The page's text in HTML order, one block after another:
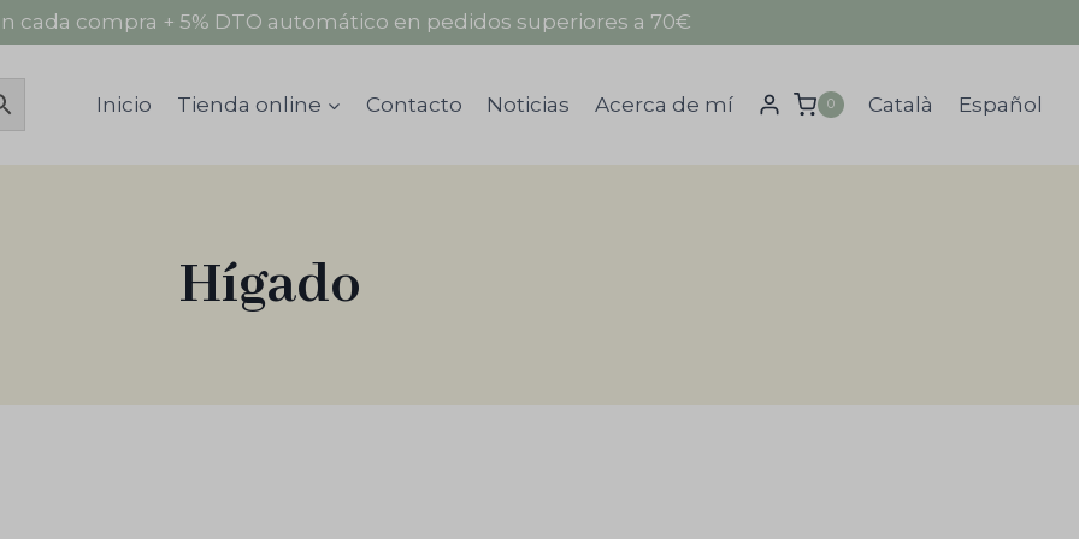
cada compra + 5% DTO automático en pedidos superiores a 70€
Inicio Tienda online Contacto Noticias Acerca de mí 0 Català Español
Hígado